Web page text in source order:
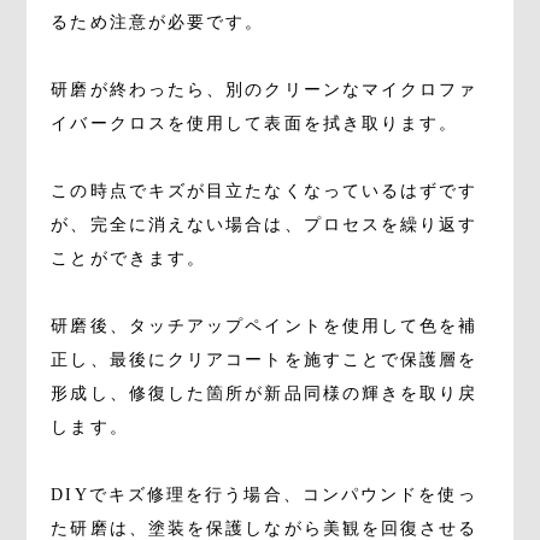
るため注意が必要です。
研磨が終わったら、別のクリーンなマイクロファ
イバークロスを使用して表面を拭き取ります。
この時点でキズが目立たなくなっているはずです
が、完全に消えない場合は、プロセスを繰り返す
ことができます。
研磨後、タッチアップペイントを使用して色を補
正し、最後にクリアコートを施すことで保護層を
形成し、修復した箇所が新品同様の輝きを取り戻
します。
DIYでキズ修理を行う場合、コンパウンドを使っ
た研磨は、塗装を保護しながら美観を回復させる